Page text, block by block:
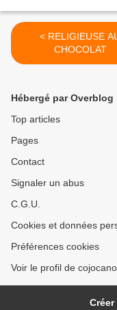
< RELIGIEUSE AU
CHOCOLAT
Hébergé par Overblog
Top articles
Pages
Contact
Signaler un abus
C.G.U.
Cookies et données
Préférences cookies
Voir le profil de